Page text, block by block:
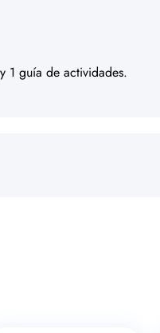
1 guía de actividades.